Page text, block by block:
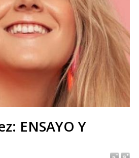
ENSAYO Y